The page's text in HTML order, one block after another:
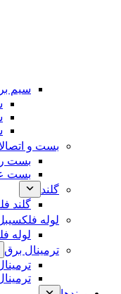
سیم
بست و
بست
بست
گلند
گلند
لوله
لوله
ترمینال برق